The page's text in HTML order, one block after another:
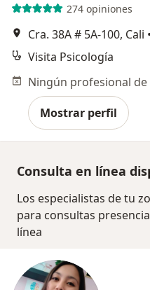
274 opiniones
Cra. 38A # 5A-100, Cali •
Visita Psicología
Mostrar perfil
Consulta en línea
Los especialistas de tu
para consultas
línea